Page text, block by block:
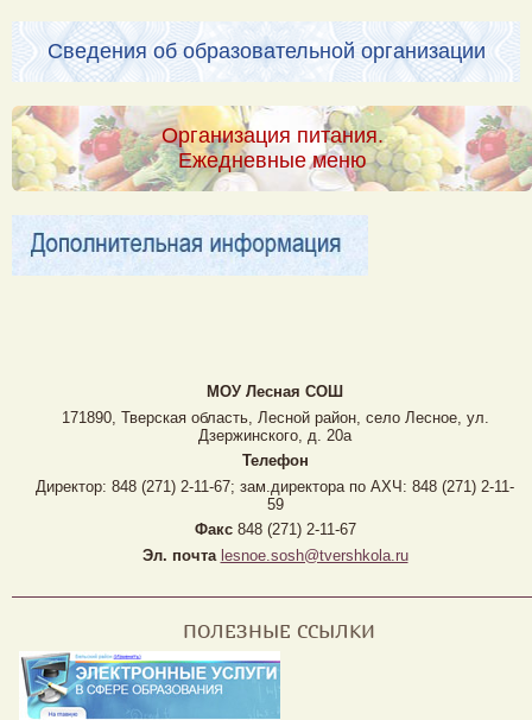
Сведения об образовательной организации
Организация питания.
Ежедневные меню
МОУ Лесная CОШ
171890, Тверская область, Лесной район, село Лесное, ул.
Дзержинского, д. 20а
Телефон
Директор: 848 (271) 2-11-67; зам.директора по АХЧ: 848 (271) 2-11-
59
Факс848 (271) 2-11-67
Эл. почта lesnoe.sosh@tvershkola.ru
ПОЛЕЗНЫЕ ССЫЛКИ